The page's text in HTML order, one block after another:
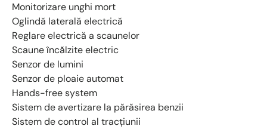
Monitorizare unghi mort
Oglindă laterală electrică
Reglare electrică a scaunelor
Scaune încălzite electric
Senzor de lumini
Senzor de ploaie automat
Hands-free system
Sistem de avertizare la părăsirea benzii
Sistem de control al tracţiunii